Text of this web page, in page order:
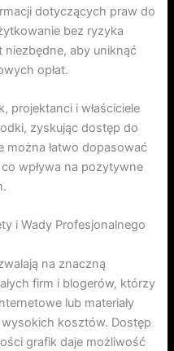
dotyczących praw do
bez ryzyka
niezbędne, aby uniknąć
opłat.
projektanci i właściciele
zyskując dostęp do
można łatwo dopasować
wpływa na pozytywne
i Wady Profesjonalnego
na znaczną
firm i blogerów, którzy
lub materiały
kosztów. Dostęp
grafik daje możliwość